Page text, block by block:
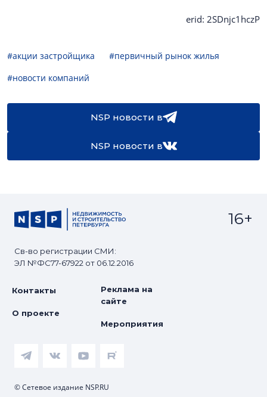
erid: 2SDnjc1hczP
#акции застройщика
#первичный рынок жилья
#новости компаний
NSP новости в
NSP новости в
Св-во регистрации СМИ:
ЭЛ №ФС77-67922 от 06.12.2016
16+
Контакты
О проекте
Реклама на
сайте
Мероприятия
© Сетевое издание NSP.RU